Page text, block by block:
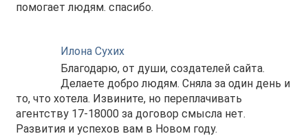
помогает людям. спасибо.
Илона Сухих
Благодарю, от души, создателей сайта.
Делаете добро людям. Сняла за один день и
то, что хотела. Извините, но переплачивать
агентству 17-18000 за договор смысла нет.
Развития и успехов вам в Новом году.